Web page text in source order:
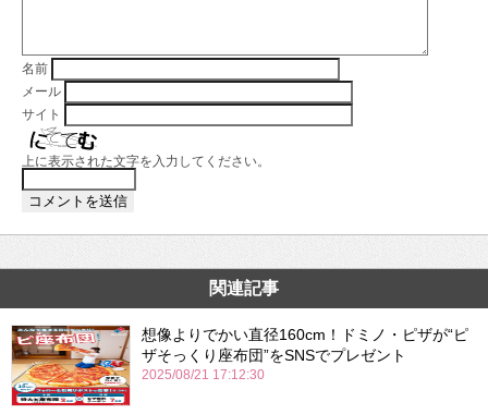
名前
メール
サイト
上に表示された文字を入力してください。
関連記事
想像よりでかい直径160cm！ドミノ・ピザが“ピ
ザそっくり座布団”をSNSでプレゼント
2025/08/21 17:12:30